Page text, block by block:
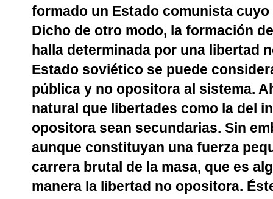
formado un Estado comunista
Dicho de otro modo, la formación
halla determinada por una libertad
Estado soviético se puede
pública y no opositora al sistema.
natural que libertades como la del
opositora sean secundarias. Sin
aunque constituyan una fuerza
carrera brutal de la masa, que es
manera la libertad no opositora.